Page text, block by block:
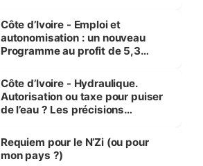
et Yamoussoukro
Côte d’Ivoire - Emploi et
autonomisation : un nouveau
Programme au profit de 5,3
Côte d’Ivoire - Hydraulique.
Autorisation ou taxe pour puiser
de l’eau ? Les précisions
Requiem pour le N’Zi (ou pour
mon pays ?)